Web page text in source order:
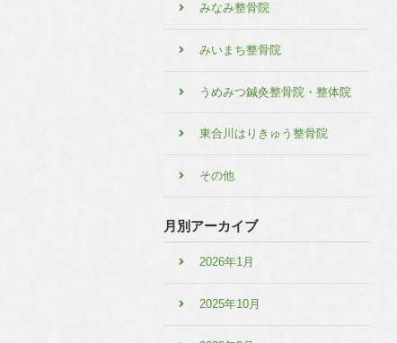
みなみ整骨院
みいまち整骨院
うめみつ鍼灸整骨院・整体院
東合川はりきゅう整骨院
その他
月別アーカイブ
2026年1月
2025年10月